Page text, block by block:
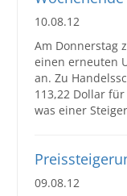
10.08.12
Am Donnerstag
einen erneuten
an. Zu
113,22 Dollar
was einer
09.08.12